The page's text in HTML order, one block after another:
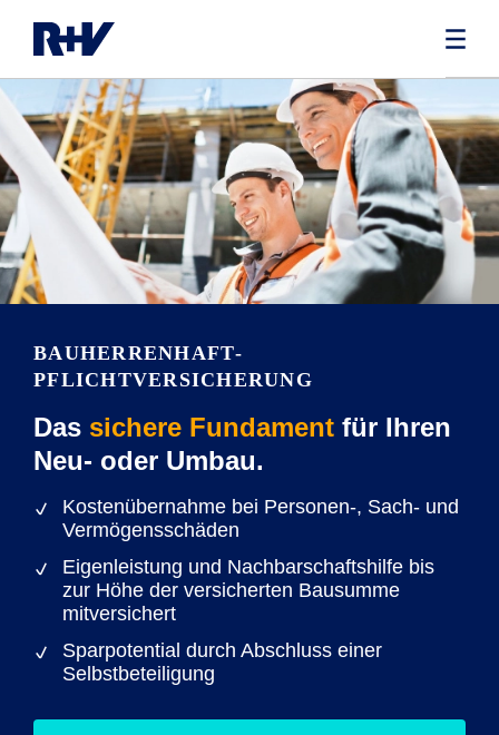
BAUHERRENHAFT­
PFLICHTVERSICHERUNG
Das sichere Fundament für Ihren
Neu- oder Umbau.
Kostenübernahme bei Personen-, Sach- und
Vermögensschäden
Eigenleistung und Nachbarschaftshilfe bis
zur Höhe der versicherten Bausumme
mitversichert
Sparpotential durch Abschluss einer
Selbstbeteiligung